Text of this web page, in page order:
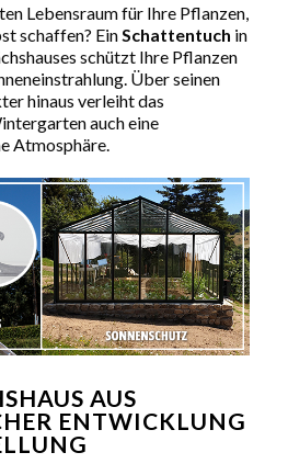
Lebensraum für Ihre Pflanzen,
schaffen? Ein Schattentuch in
schützt Ihre Pflanzen
Über seinen
hinaus verleiht das
auch eine
Atmosphäre.
AUS
ENTWICKLUNG